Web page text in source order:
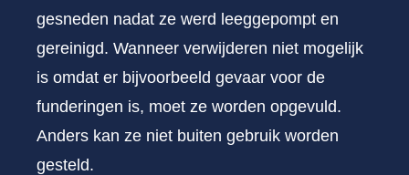
gesneden nadat ze werd leeggepompt en
gereinigd. Wanneer verwijderen niet mogelijk
is omdat er bijvoorbeeld gevaar voor de
funderingen is, moet ze worden opgevuld.
Anders kan ze niet buiten gebruik worden
gesteld.